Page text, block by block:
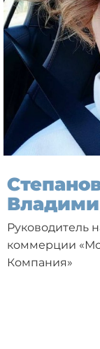
Руководитель
коммерции
Компания»